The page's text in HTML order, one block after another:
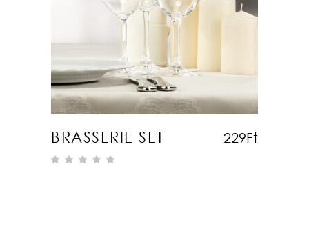
KOSÁRBA TESZEM
BRASSERIE SET 229Ft